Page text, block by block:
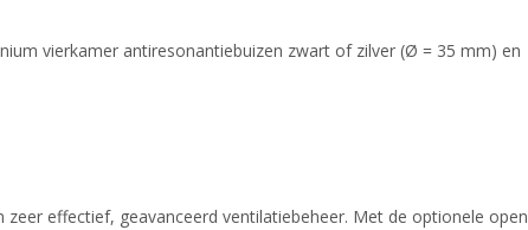
vierkamer antiresonantiebuizen zwart of zilver (Ø = 35 mm) en
effectief, geavanceerd ventilatiebeheer. Met de optionele open